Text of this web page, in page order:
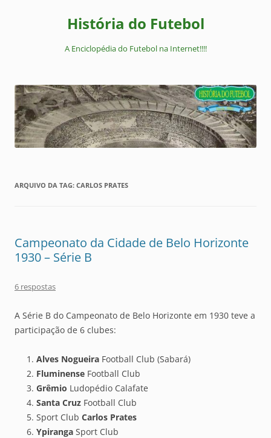
História do Futebol
A Enciclopédia do Futebol na Internet!!!!
ARQUIVO DA TAG: CARLOS PRATES
Campeonato da Cidade de Belo Horizonte
1930 – Série B
6 respostas
A Série B do Campeonato de Belo Horizonte em 1930 teve a
participação de 6 clubes:
Alves Nogueira Football Club (Sabará)
Fluminense Football Club
Grêmio Ludopédio Calafate
Santa Cruz Football Club
Sport Club Carlos Prates
Ypiranga Sport Club